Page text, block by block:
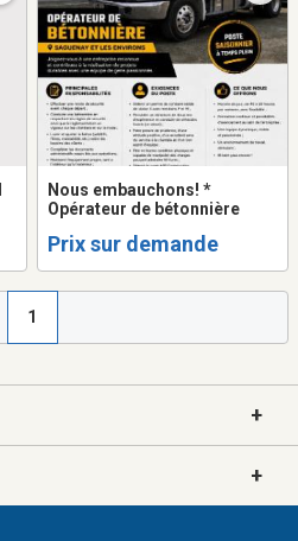
Nous embauchons! *
Opérateur de bétonnière
Prix sur demande
1
+
+